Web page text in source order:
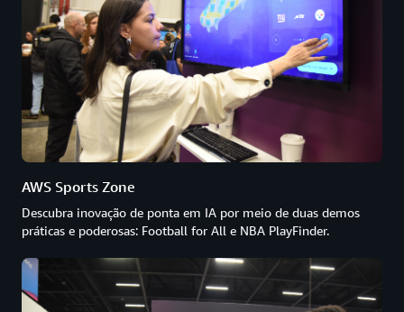
AWS Sports Zone
Descubra inovação de ponta em IA por meio de duas demos
práticas e poderosas: Football for All e NBA PlayFinder.